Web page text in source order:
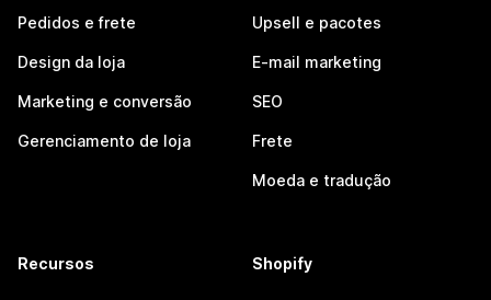
Pedidos e frete
Design da loja
Marketing e conversão
Gerenciamento de loja
Upsell e pacotes
E-mail marketing
SEO
Frete
Moeda e tradução
Recursos Shopify